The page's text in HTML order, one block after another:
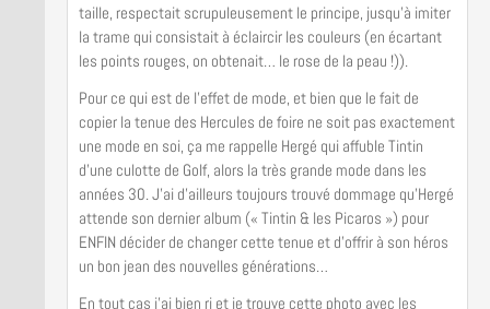
taille, respectait scrupuleusement le principe, jusqu’à imiter
la trame qui consistait à éclaircir les couleurs (en écartant
les points rouges, on obtenait… le rose de la peau !)).
Pour ce qui est de l’effet de mode, et bien que le fait de
copier la tenue des Hercules de foire ne soit pas exactement
une mode en soi, ça me rappelle Hergé qui affuble Tintin
d’une culotte de Golf, alors la très grande mode dans les
années 30. J’ai d’ailleurs toujours trouvé dommage qu’Hergé
attende son dernier album (« Tintin & les Picaros ») pour
ENFIN décider de changer cette tenue et d’offrir à son héros
un bon jean des nouvelles générations…
En tout cas j’ai bien ri et je trouve cette photo avec les